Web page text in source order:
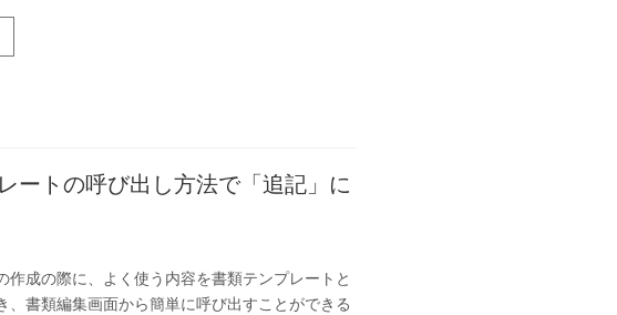
ートの呼び出し方法で「追記」に
作成の際に、よく使う内容を書類テンプレートと
、書類編集画面から簡単に呼び出すことができる